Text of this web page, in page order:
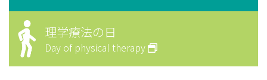
理学療法の日
Day of physical therapy